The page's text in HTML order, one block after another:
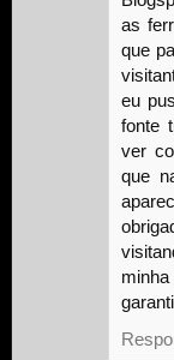
as
que
eu
fonte
ver
que